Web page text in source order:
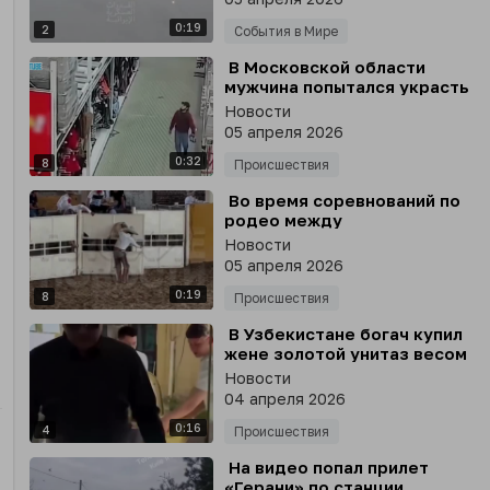
2 0:19 События в Мире
8 0:32
⁣ В Московской области
мужчина попытался украсть
из магазина одежду и
энергетики, надев на себя
новые вещи и сменив обувь
Новости
05 апреля 2026
Происшествия
8 0:19
⁣ Во время соревнований по
родео между
американскими и
мексиканскими
наездниками лошадь
укусила одного из ковбоев
Новости
05 апреля 2026
Происшествия
4 0:16
⁣ В Узбекистане богач купил
жене золотой унитаз весом
29 килограмм
Новости
04 апреля 2026
Происшествия
⁣ На видео попал прилет